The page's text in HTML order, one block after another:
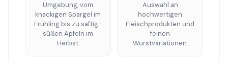
Umgebung, vom
knackigen Spargel im
Frühling bis zu saftig-
süßen Äpfeln im
Herbst.
Auswahl an
hochwertigen
Fleischprodukten und
feinen
Wurstvariationen.